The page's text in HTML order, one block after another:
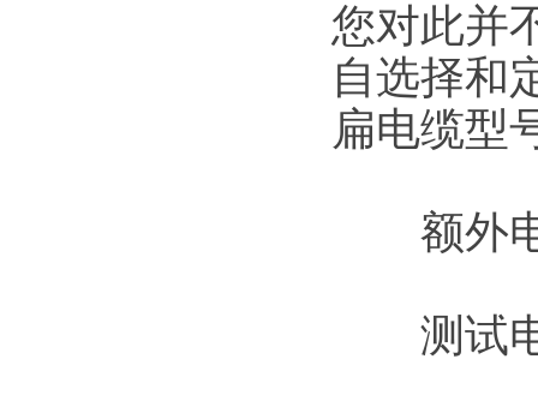
您对此并
自选择和
扁电缆型
额外电
测试电